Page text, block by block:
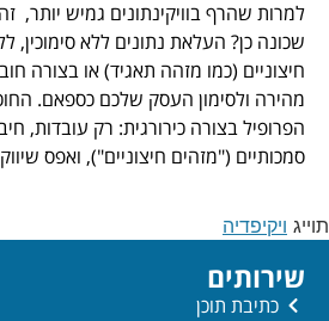
למרות שהרף בוויקינתונים גמיש יותר,
שכונה כן? העלאת נתונים ללא סימוכין,
חיצוניים (כמו מזהה תאגיד) או בצורה
מהירה ולסימון העסק שלכם כספאם.
הפרופיל בצורה כירורגית: רק עובדות,
סמכותיים ("מזהים חיצוניים"), ואפס
תוייג ויקיפדיה
שירותים
כתיבת תוכן